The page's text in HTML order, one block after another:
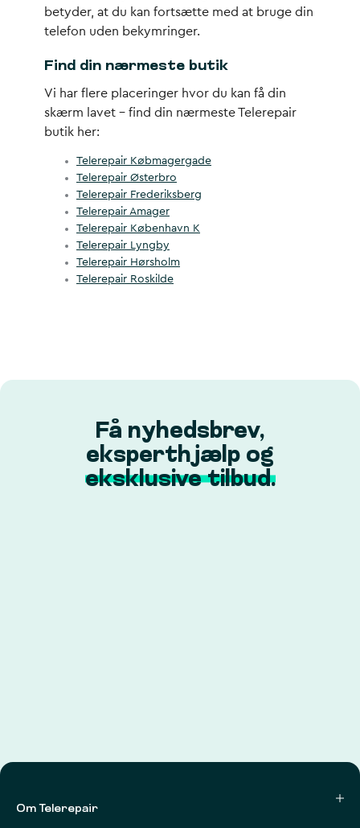
betyder, at du kan fortsætte med at bruge din
telefon uden bekymringer.
Find din nærmeste butik
Vi har flere placeringer hvor du kan få din
skærm lavet – find din nærmeste Telerepair
butik her:
Telerepair Købmagergade
Telerepair Østerbro
Telerepair Frederiksberg
Telerepair Amager
Telerepair København K
Telerepair Lyngby
Telerepair Hørsholm
Telerepair Roskilde
Få nyhedsbrev,
eksperthjælp og
eksklusive tilbud.
Om Telerepair